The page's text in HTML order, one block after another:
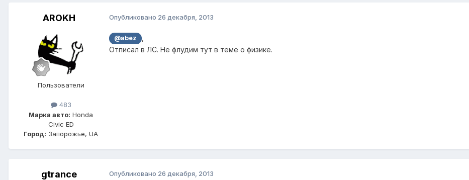
AROKH
Пользователи
483
Марка авто: Honda
Civic ED
Город: Запорожье, UA
Опубликовано 26 декабря, 2013
@abez
Отписал в ЛС. Не флудим тут в теме о физике.
gtrance Опубликовано 26 декабря, 2013